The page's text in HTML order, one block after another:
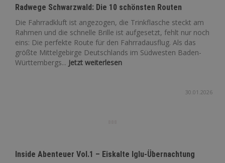
Radwege Schwarzwald: Die 10 schönsten Routen
Die Fahrradkluft ist angezogen, die Trinkflasche steckt am
Rahmen und die schnelle Brille ist aufgesetzt, fehlt nur noch
eins: Die perfekte Route für den Fahrradausflug. Als das
größte Mittelgebirge Deutschlands im Südwesten Baden-
Württembergs... Jetzt weiterlesen
30.01.2026
Inside Abenteuer Vol.1 – Eiskalte Iglu-Übernachtung